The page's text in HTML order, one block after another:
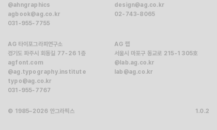
@ahngraphics
agbook@ag.co.kr
031-955-7755
design@ag.co.kr
02-743-8065
AG 타이포그라피연구소
경기도 파주시 회동길 77-26 1층
agfont.com
@ag.typography.institute
typo@ag.co.kr
031-955-7767
AG 랩
서울시 마포구 동교로 215-1 305호
@lab.ag.co.kr
lab@ag.co.kr
© 1985–2026 안그라픽스 1.0.2